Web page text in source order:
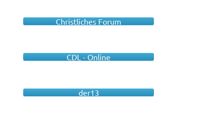
Christliches Forum
CDL - Online
der13